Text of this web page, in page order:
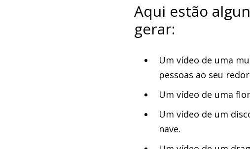
Aqui estão
gerar:
Um vídeo de uma
pessoas ao seu
Um vídeo de uma
Um vídeo de um
nave.